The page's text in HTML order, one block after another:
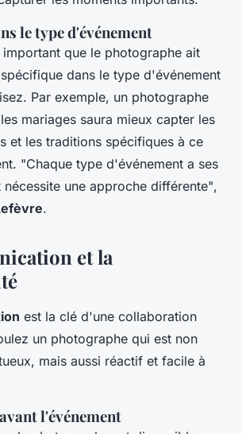
le type d'événement
important que le photographe ait
dans le type d'événement
Par exemple, un photographe
mariages saura mieux capter les
et les traditions spécifiques à ce
"Chaque type d'événement a ses
une approche différente",
.
et la
est la clé d'une collaboration
un photographe qui est non
mais aussi réactif et facile à
l'événement